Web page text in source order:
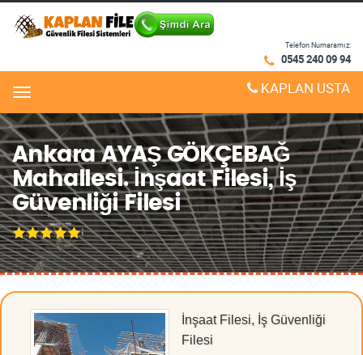
Telefon Numaramız:
0545 240 09 94
Menu KAPLAN USTA
Ankara AYAŞ GÖKÇEBAĞ
Mahallesi. İnşaat Filesi, İş
Güvenliği Filesi
İnşaat Filesi, İş Güvenliği
Filesi